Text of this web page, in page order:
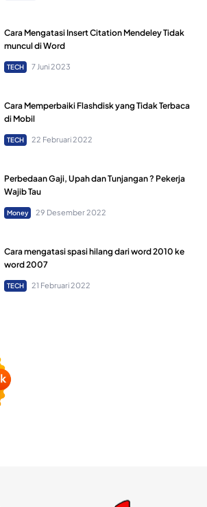
Cara Mengatasi Insert Citation Mendeley Tidak
muncul di Word
TECH 7 Juni 2023
Cara Memperbaiki Flashdisk yang Tidak Terbaca
di Mobil
TECH 22 Februari 2022
Perbedaan Gaji, Upah dan Tunjangan ? Pekerja
Wajib Tau
Money 29 Desember 2022
Cara mengatasi spasi hilang dari word 2010 ke
word 2007
TECH 21 Februari 2022